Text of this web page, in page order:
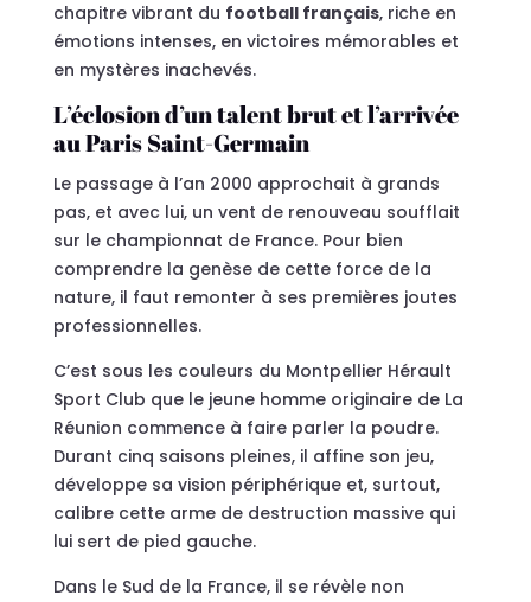
chapitre vibrant du football français, riche en
émotions intenses, en victoires mémorables et
en mystères inachevés.
L’éclosion d’un talent brut et l’arrivée
au Paris Saint-Germain
Le passage à l’an 2000 approchait à grands
pas, et avec lui, un vent de renouveau soufflait
sur le championnat de France. Pour bien
comprendre la genèse de cette force de la
nature, il faut remonter à ses premières joutes
professionnelles.
C’est sous les couleurs du Montpellier Hérault
Sport Club que le jeune homme originaire de La
Réunion commence à faire parler la poudre.
Durant cinq saisons pleines, il affine son jeu,
développe sa vision périphérique et, surtout,
calibre cette arme de destruction massive qui
lui sert de pied gauche.
Dans le Sud de la France, il se révèle non